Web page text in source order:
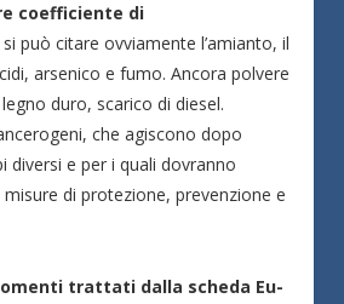
coefficiente di
si può citare ovviamente l’amianto, il
arsenico e fumo. Ancora polvere
duro, scarico di diesel.
che agiscono dopo
diversi e per i quali dovranno
di protezione, prevenzione e
trattati dalla scheda Eu-